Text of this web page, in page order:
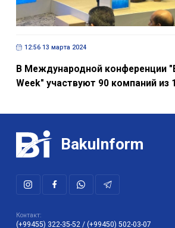
12:56 13 марта 2024
B Международной конференции
Week" участвуют 90 компаний из
BakuInform
Контакт:
(+99455) 322-35-52 / (+99450) 502-03-07